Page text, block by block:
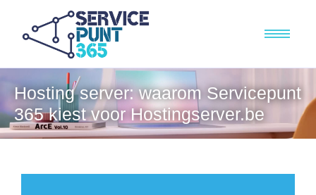
Hosting server: waarom Servicepunt
365 kiest voor Hostingserver.be